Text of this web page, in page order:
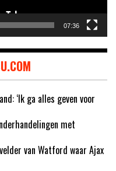
07:36
‘Ik ga alles geven voor
met
van Watford waar Ajax